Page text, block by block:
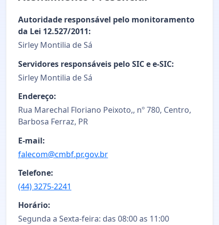
Autoridade responsável pelo monitoramento
da Lei 12.527/2011:
Sirley Montilia de Sá
Servidores responsáveis pelo SIC e e-SIC:
Sirley Montilia de Sá
Endereço:
Rua Marechal Floriano Peixoto,, nº 780, Centro,
Barbosa Ferraz, PR
E-mail:
falecom@cmbf.pr.gov.br
Telefone:
(44) 3275-2241
Horário:
Segunda a Sexta-feira: das 08:00 as 11:00